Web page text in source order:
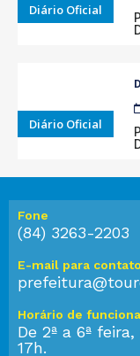
Diário Oficial
Diário Oficial
Fone
(84) 3263-2203
E-mail para contato
Horário de
De 2ª a 6ª
17h.